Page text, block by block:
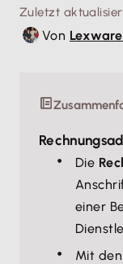
Zuletzt
Von
Die
einer
Mit